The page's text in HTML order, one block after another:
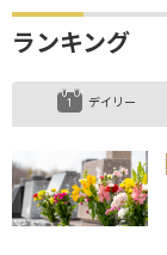
ランキング
デイリー